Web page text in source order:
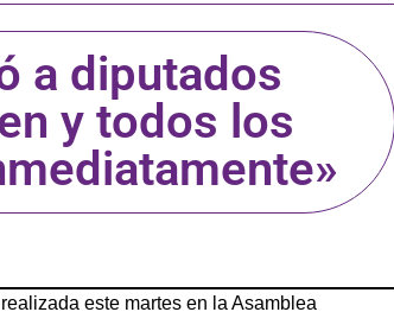
a diputados
y todos los
este martes en la Asamblea